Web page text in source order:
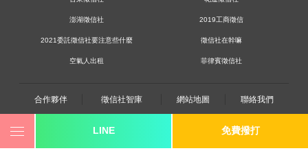
LINE 免費撥打
澎湖徵信社 2019工商徵信
2021委託徵信社要注意些什麼 徵信社在幹嘛
空氣人出租 菲律賓徵信社
合作夥伴 徵信社智庫 網站地圖 聯絡我們
0800-250-555 revote990109@gmail.com
youtube twitter facebook line